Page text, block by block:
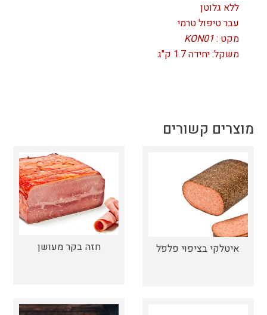
ללא גלוטן
עבר טיפול טרמי
מקט :KON01
משקל: יחידה 1.7 ק"ג
מוצרים קשורים
איטלקי בציפוי פלפל חזה בקר מעושן